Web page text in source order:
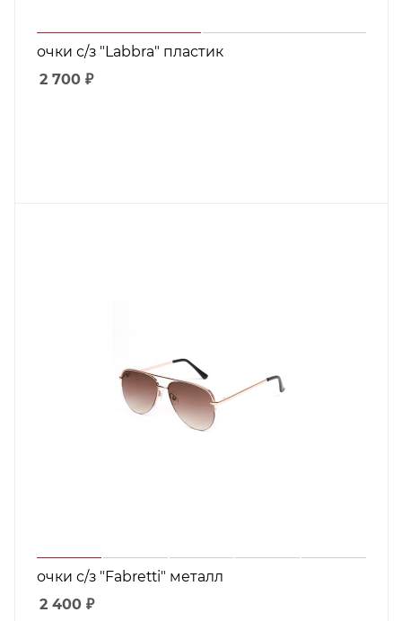
очки с/з "Labbra" пластик
2 700 ₽
очки с/з "Fabretti" металл
2 400 ₽